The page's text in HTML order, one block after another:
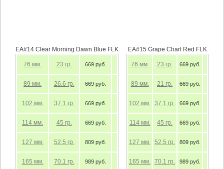
EA#14 Clear Morning Dawn Blue FLK
76 мм. 23 гр. 669 руб.
89 мм. 26.6 гр. 669 руб.
102 мм. 37.1 гр. 669 руб.
114 мм. 45 гр. 669 руб.
127 мм. 52.5 гр. 809 руб.
165 мм. 70.1 гр. 989 руб.
EA#15 Grape Chart Red FLK
76 мм. 23 гр. 669 руб.
89 мм. 21 гр. 669 руб.
102 мм. 37.1 гр. 669 руб.
114 мм. 45 гр. 669 руб.
127 мм. 52.5 гр. 809 руб.
165 мм. 70.1 гр. 989 руб.